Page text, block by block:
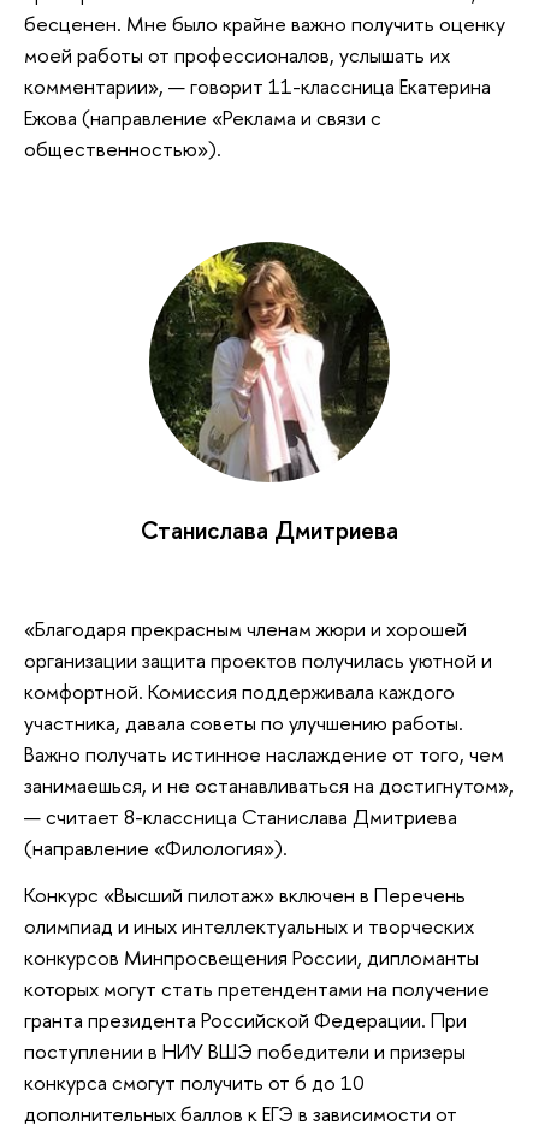
бесценен. Мне было крайне важно получить оценку
моей работы от профессионалов, услышать их
комментарии», — говорит 11-классница Екатерина
Ежова (направление «Реклама и связи с
общественностью»).
Станислава Дмитриева
«Благодаря прекрасным членам жюри и хорошей
организации защита проектов получилась уютной и
комфортной. Комиссия поддерживала каждого
участника, давала советы по улучшению работы.
Важно получать истинное наслаждение от того, чем
занимаешься, и не останавливаться на достигнутом»,
— считает 8-классница Станислава Дмитриева
(направление «Филология»).
Конкурс «Высший пилотаж» включен в Перечень
олимпиад и иных интеллектуальных и творческих
конкурсов Минпросвещения России, дипломанты
которых могут стать претендентами на получение
гранта президента Российской Федерации. При
поступлении в НИУ ВШЭ победители и призеры
конкурса смогут получить от 6 до 10
дополнительных баллов к ЕГЭ в зависимости от